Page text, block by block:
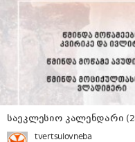
საეკლესიო კალენდარი
tvertsulovneba